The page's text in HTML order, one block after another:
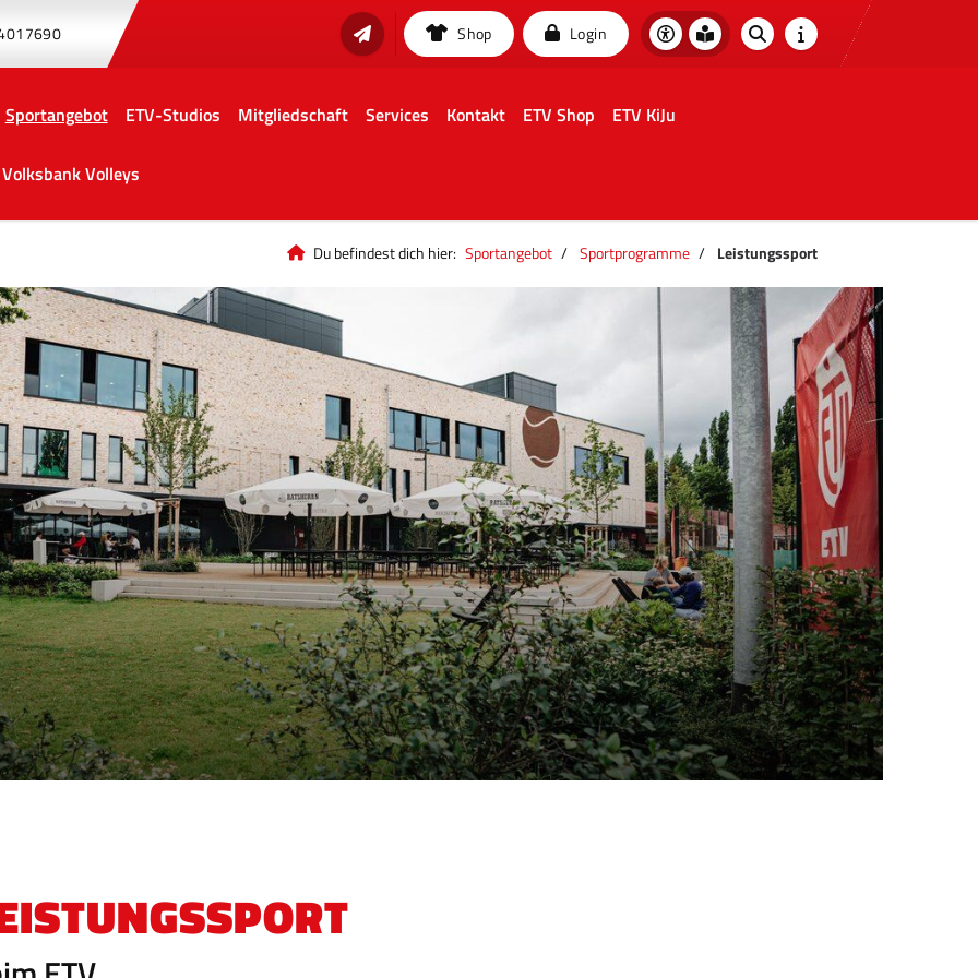
Shop Login
Sportangebot ETV-Studios Mitgliedschaft Services Kontakt ETV Shop ETV KiJu
Volleys
Du befindest dich hier: Sportangebot Sportprogramme Leistungssport